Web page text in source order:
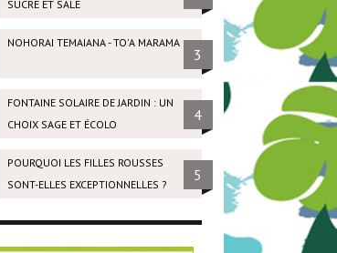
SUCRÉ ET SALÉ
NOHORAI TEMAIANA - TO'A MARAMA
3
FONTAINE SOLAIRE DE JARDIN : UN
CHOIX SAGE ET ÉCOLO
4
POURQUOI LES FILLES ROUSSES
SONT-ELLES EXCEPTIONNELLES ?
5